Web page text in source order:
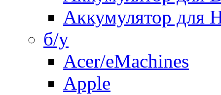
Аккумулятор для
б/у
Acer/eMachines
Apple